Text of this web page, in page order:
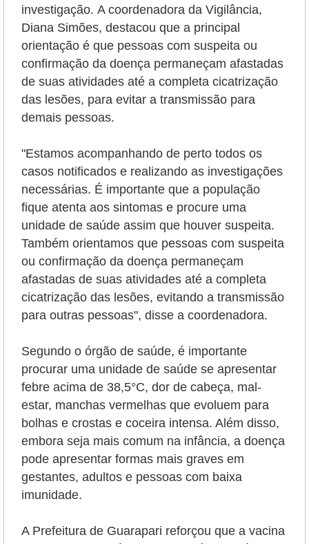
investigação. A coordenadora da Vigilância,
Diana Simões, destacou que a principal
orientação é que pessoas com suspeita ou
confirmação da doença permaneçam afastadas
de suas atividades até a completa cicatrização
das lesões, para evitar a transmissão para
demais pessoas.
"Estamos acompanhando de perto todos os
casos notificados e realizando as investigações
necessárias. É importante que a população
fique atenta aos sintomas e procure uma
unidade de saúde assim que houver suspeita.
Também orientamos que pessoas com suspeita
ou confirmação da doença permaneçam
afastadas de suas atividades até a completa
cicatrização das lesões, evitando a transmissão
para outras pessoas", disse a coordenadora.
Segundo o órgão de saúde, é importante
procurar uma unidade de saúde se apresentar
febre acima de 38,5°C, dor de cabeça, mal-
estar, manchas vermelhas que evoluem para
bolhas e crostas e coceira intensa. Além disso,
embora seja mais comum na infância, a doença
pode apresentar formas mais graves em
gestantes, adultos e pessoas com baixa
imunidade.
A Prefeitura de Guarapari reforçou que a vacina